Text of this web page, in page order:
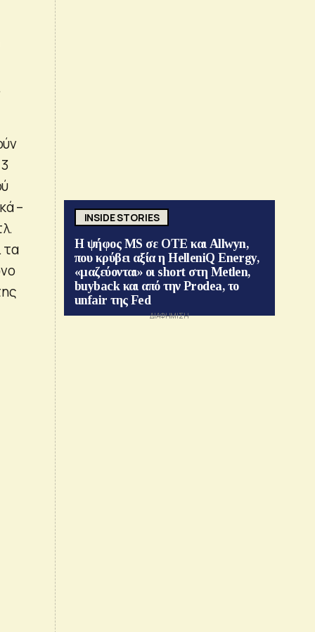
–
τα
INSIDE STORIES
Η ψήφος MS σε ΟΤΕ και Allwyn,
που κρύβει αξία η HelleniQ Energy,
«μαζεύονται» οι short στη Metlen,
buyback και από την Prodea, το
unfair της Fed